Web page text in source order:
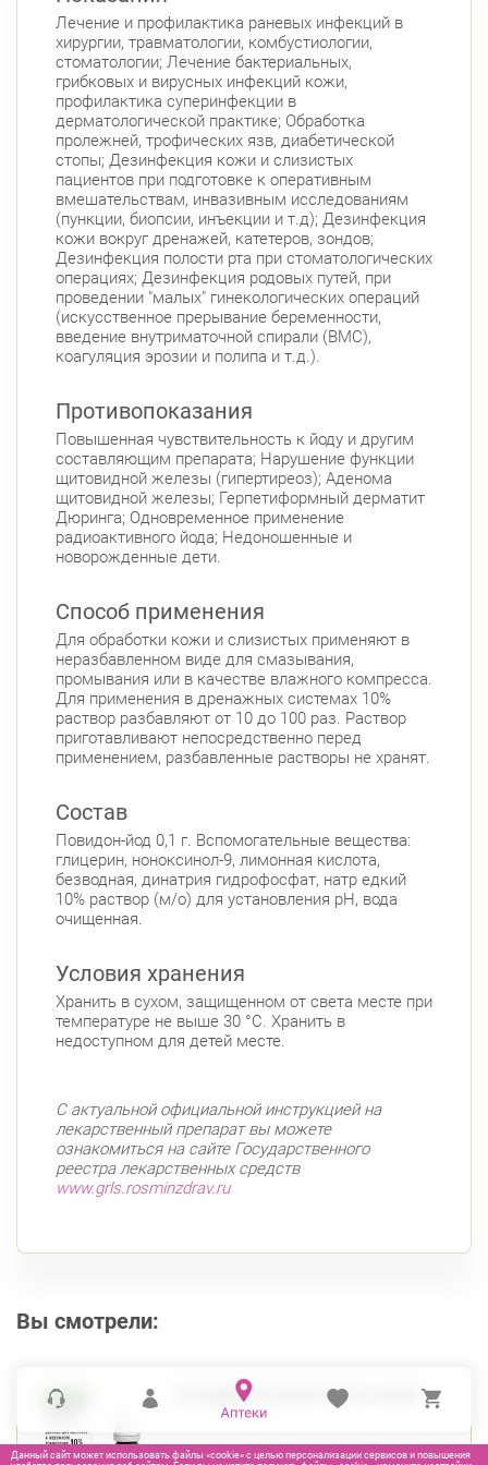
Улица Дыбенко
Подвойского 6/5 (Белышева, 5) 8:00-22:00
Проспект Большевиков Улица Дыбенко
Петроградский район
Чкаловский пр., д. 60 Круглосуточно
Петроградская
Спортивная
Чкаловская
Б. Монетная ул., д. 10 Круглосуточно
Горьковская
Петроградская
Чкаловская
Приморский район
Туристская ул., д.28 к.1 Круглосуточно
Беговая
Савушкина ул., д.143
пр. Королёва, д. 61 Круглосуточно
Комендантский пр.
Комендантский пр., д. 34 к. 1 Круглосуточно
Комендантский пр.
2) Круглосуточно
Пионерская
Богатырский пр., д. 28 Круглосуточно
Пионерская Комендантский пр.
Фрунзенский район
Дунайский пр., д. 34/16 Круглосуточно
Белы Куна, д.1, к.1
Бухарестская Международная
Лечение и профилактика раневых инфекций в
хирургии, травматологии, комбустиологии,
стоматологии; Лечение бактериальных,
грибковых и вирусных инфекций кожи,
профилактика суперинфекции в
дерматологической практике; Обработка
пролежней, трофических язв, диабетической
стопы; Дезинфекция кожи и слизистых
пациентов при подготовке к оперативным
вмешательствам, инвазивным исследованиям
(пункции, биопсии, инъекции и т.д); Дезинфекция
кожи вокруг дренажей, катетеров, зондов;
Дезинфекция полости рта при стоматологических
операциях; Дезинфекция родовых путей, при
проведении "малых" гинекологических операций
(искусственное прерывание беременности,
введение внутриматочной спирали (ВМС),
коагуляция эрозии и полипа и т.д.).
Противопоказания
Повышенная чувствительность к йоду и другим
составляющим препарата; Нарушение функции
щитовидной железы (гипертиреоз); Аденома
щитовидной железы; Герпетиформный дерматит
Дюринга; Одновременное применение
радиоактивного йода; Недоношенные и
новорожденные дети.
Способ применения
Для обработки кожи и слизистых применяют в
неразбавленном виде для смазывания,
промывания или в качестве влажного компресса.
Для применения в дренажных системах 10%
раствор разбавляют от 10 до 100 раз. Раствор
приготавливают непосредственно перед
применением, разбавленные растворы не хранят.
Состав
Повидон-йод 0,1 г. Вспомогательные вещества:
глицерин, ноноксинол-9, лимонная кислота,
безводная, динатрия гидрофосфат, натр едкий
10% раствор (м/о) для установления pH, вода
очищенная.
Условия хранения
Хранить в сухом, защищенном от света месте при
температуре не выше 30 °С. Хранить в
недоступном для детей месте.
С актуальной официальной инструкцией на
лекарственный препарат вы можете
ознакомиться на сайте Государственного
реестра лекарственных средств
www.grls.rosminzdrav.ru
Вы смотрели:
БЕТАДИН РАСТВОР ФЛ 10% 30МЛ
Данный сайт может использовать файлы «cookie» с целью персонализации сервисов и повышения